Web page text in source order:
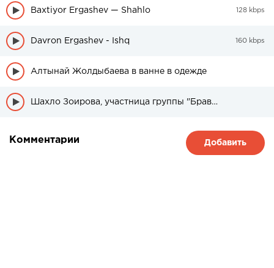
Baxtiyor Ergashev — Shahlo 128 kbps
Davron Ergashev - Ishq 160 kbps
Алтынай Жолдыбаева в ванне в одежде
Шахло Зоирова, участница группы "Браво" была в свадебном платье
Комментарии Добавить